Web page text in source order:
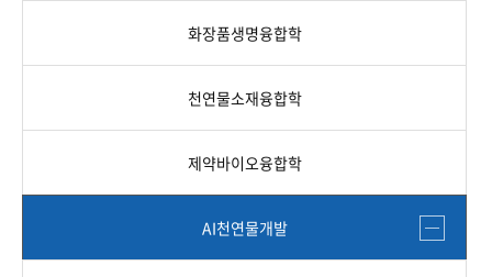
화장품생명융합학
천연물소재융합학
제약바이오융합학
AI천연물개발